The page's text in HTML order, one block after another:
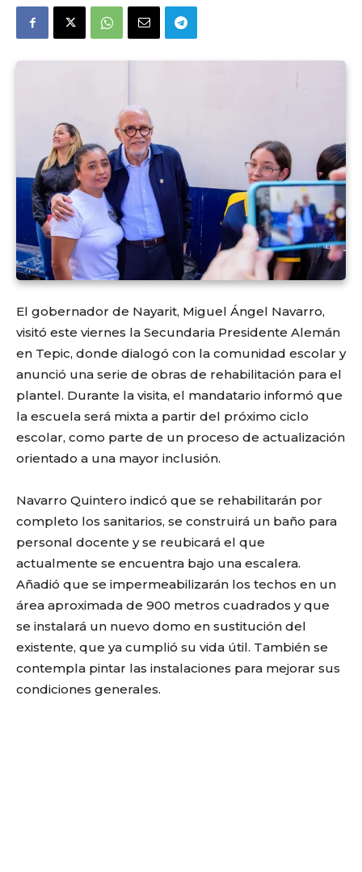
El gobernador de Nayarit, Miguel Ángel Navarro,
visitó este viernes la Secundaria Presidente Alemán
en Tepic, donde dialogó con la comunidad escolar y
anunció una serie de obras de rehabilitación para el
plantel. Durante la visita, el mandatario informó que
la escuela será mixta a partir del próximo ciclo
escolar, como parte de un proceso de actualización
orientado a una mayor inclusión.
Navarro Quintero indicó que se rehabilitarán por
completo los sanitarios, se construirá un baño para
personal docente y se reubicará el que
actualmente se encuentra bajo una escalera.
Añadió que se impermeabilizarán los techos en un
área aproximada de 900 metros cuadrados y que
se instalará un nuevo domo en sustitución del
existente, que ya cumplió su vida útil. También se
contempla pintar las instalaciones para mejorar sus
condiciones generales.